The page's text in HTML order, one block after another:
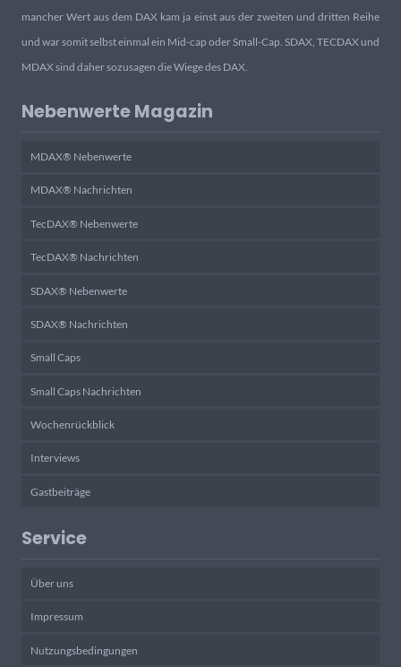
mancher Wert aus dem DAX kam ja einst aus der zweiten und dritten Reihe
und war somit selbst einmal ein Mid-cap oder Small-Cap. SDAX, TECDAX und
MDAX sind daher sozusagen die Wiege des DAX.
Nebenwerte Magazin
MDAX® Nebenwerte
MDAX® Nachrichten
TecDAX® Nebenwerte
TecDAX® Nachrichten
SDAX® Nebenwerte
SDAX® Nachrichten
Small Caps
Small Caps Nachrichten
Wochenrückblick
Interviews
Gastbeiträge
Service
Über uns
Impressum
Nutzungsbedingungen